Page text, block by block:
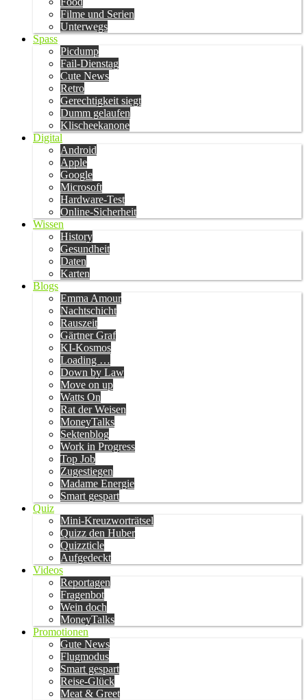
Filme und Serien
Unterwegs
Spass
Picdump
Fail-Dienstag
Cute News
Retro
Gerechtigkeit siegt
Dumm gelaufen
Klischeekanone
Digital
Android
Apple
Google
Microsoft
Hardware-Test
Online-Sicherheit
Wissen
History
Gesundheit
Daten
Karten
Blogs
Emma Amour
Nachtschicht
Rauszeit
Gärtner Graf
KI-Kosmos
Loading …
Down by Law
Move on up
Watts On
Rat der Weisen
MoneyTalks
Sektenblog
Work in Progress
Top Job
Zugestiegen
Madame Energie
Smart gespart
Quiz
Mini-Kreuzworträtsel
Quizz den Huber
Quizzticle
Aufgedeckt
Videos
Reportagen
Fragenbot
Wein doch
MoneyTalks
Promotionen
Gute News
Flugmodus
Smart gespart
Reise-Glück
Meat & Greet